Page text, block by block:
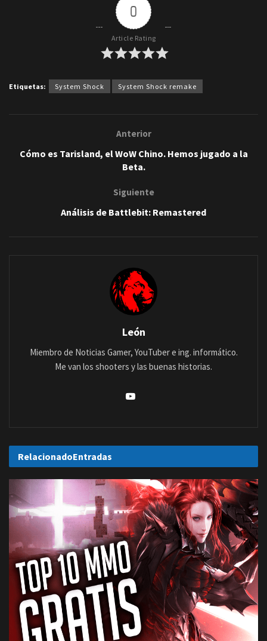
0
Article Rating
Etiquetas: System Shock System Shock remake
Anterior
Cómo es Tarisland, el WoW Chino. Hemos jugado a la
Beta.
Siguiente
Análisis de Battlebit: Remastered
León
Miembro de Noticias Gamer, YouTuber e ing. informático.
Me van los shooters y las buenas historias.
RelacionadoEntradas